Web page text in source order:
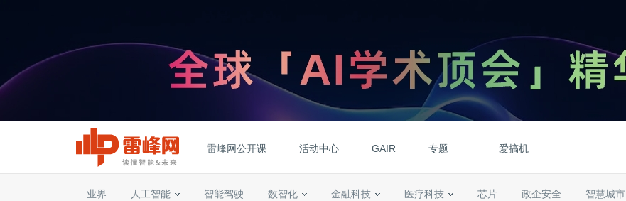
雷峰网公开课 活动中心 GAIR 专题 爱搞机
业界 人工智能 智能驾驶 数智化 金融科技 医疗科技 芯片 政企安全 智慧城市